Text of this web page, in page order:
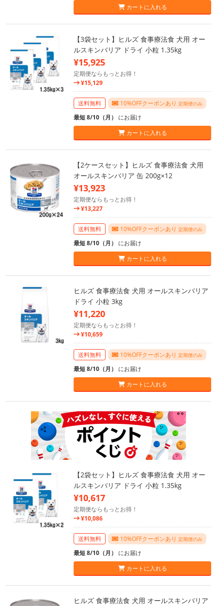
カートに入れる
【3袋セット】ヒルズ 食事療法食 犬用 オー
ルスキンバリア ドライ 小粒 1.35kg
¥15,925
定期便ならもっとお得！
¥15,129
送料無料 10%OFFクーポンあり 定期便のみ
最短 8/10（月） にお届け
カートに入れる
【2ケースセット】ヒルズ 食事療法食 犬用
オールスキンバリア 缶 200g×12
¥13,923
定期便ならもっとお得！
¥13,227
送料無料 10%OFFクーポンあり 定期便のみ
最短 8/10（月） にお届け
カートに入れる
ヒルズ 食事療法食 犬用 オールスキンバリア
ドライ 小粒 3kg
¥11,220
定期便ならもっとお得！
¥10,659
送料無料 10%OFFクーポンあり 定期便のみ
最短 8/10（月） にお届け
カートに入れる
【2袋セット】ヒルズ 食事療法食 犬用 オー
ルスキンバリア ドライ 小粒 1.35kg
¥10,617
定期便ならもっとお得！
¥10,086
送料無料 10%OFFクーポンあり 定期便のみ
最短 8/10（月） にお届け
カートに入れる
ヒルズ 食事療法食 犬用 オールスキンバリア